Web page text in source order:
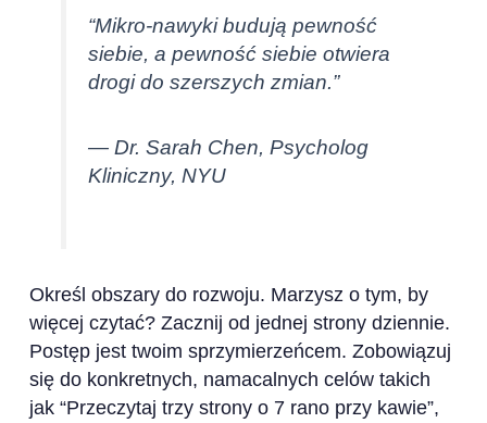
“Mikro-nawyki budują pewność
siebie, a pewność siebie otwiera
drogi do szerszych zmian.”
— Dr. Sarah Chen, Psycholog
Kliniczny, NYU
Określ obszary do rozwoju. Marzysz o tym, by
więcej czytać? Zacznij od jednej strony dziennie.
Postęp jest twoim sprzymierzeńcem. Zobowiązuj
się do konkretnych, namacalnych celów takich
jak “Przeczytaj trzy strony o 7 rano przy kawie”,